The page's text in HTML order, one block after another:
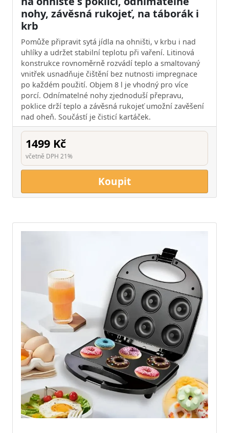
nohy, závěsná rukojeť, na táborák i
krb
Pomůže připravit sytá jídla na ohništi, v krbu i nad
uhlíky a udržet stabilní teplotu při vaření. Litinová
konstrukce rovnoměrně rozvádí teplo a smaltovaný
vnitřek usnadňuje čištění bez nutnosti impregnace
po každém použití. Objem 8 l je vhodný pro více
porcí. Odnímatelné nohy zjednoduší přepravu,
poklice drží teplo a závěsná rukojeť umožní zavěšení
nad oheň. Součástí je čisticí kartáček.
1499 Kč
včetně DPH 21%
Koupit